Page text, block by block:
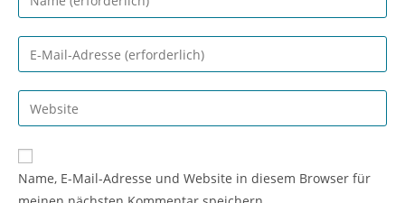
deinen
Namen
oder
zum
Kommentieren
ein
Gib
deine
E-
Mail-
zum
Kommentieren
Gib
deine
Website-
URL
Name, E-Mail-Adresse und Website in diesem Browser für